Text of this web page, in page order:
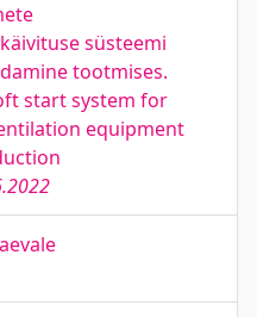
süsteemi
tootmises.
start system for
equipment